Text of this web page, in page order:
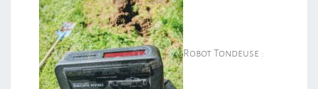
Robot Tondeuse :